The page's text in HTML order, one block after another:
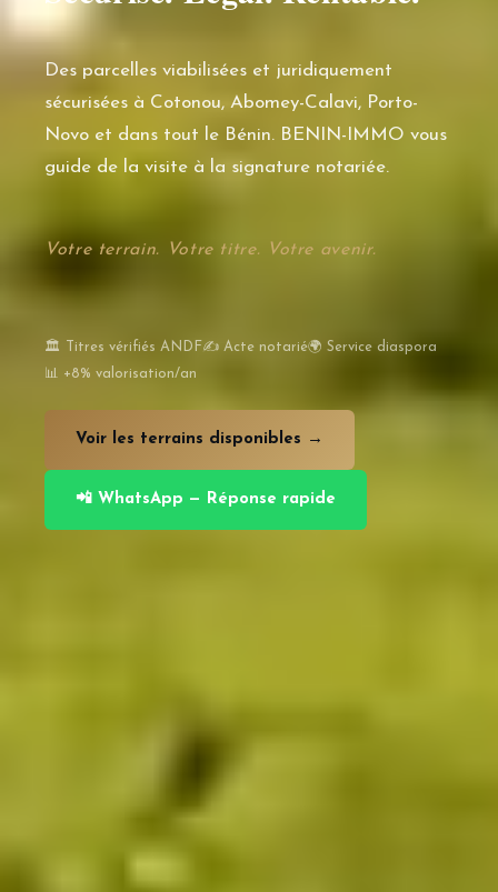
Des parcelles viabilisées et juridiquement
sécurisées à Cotonou, Abomey-Calavi, Porto-
Novo et dans tout le Bénin. BENIN-IMMO vous
guide de la visite à la signature notariée.
Votre terrain. Votre titre. Votre avenir.
🏛️ Titres vérifiés ANDF✍️ Acte notarié🌍 Service diaspora
📊 +8% valorisation/an
Voir les terrains disponibles →
📲 WhatsApp — Réponse rapide